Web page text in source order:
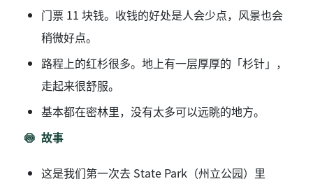
门票 11 块钱。收钱的好处是人会少点，风景也会
稍微好点。
路程上的红杉很多。地上有一层厚厚的「杉针」，
走起来很舒服。
基本都在密林里，没有太多可以远眺的地方。
故事
这是我们第一次去 State Park（州立公园）里